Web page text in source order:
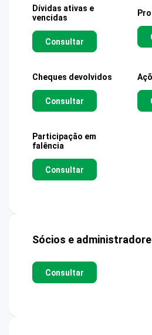
Dívidas ativas e
vencidas
Consultar
Cheques devolvidos
Consultar
Participação em
falência
Consultar
Sócios e
Consultar